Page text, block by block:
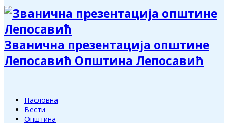
Званична презентација општине
Лепосавић Општина Лепосавић
Насловна
Вести
Општина